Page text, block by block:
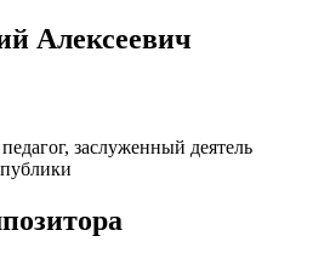
Алексеевич
заслуженный деятель